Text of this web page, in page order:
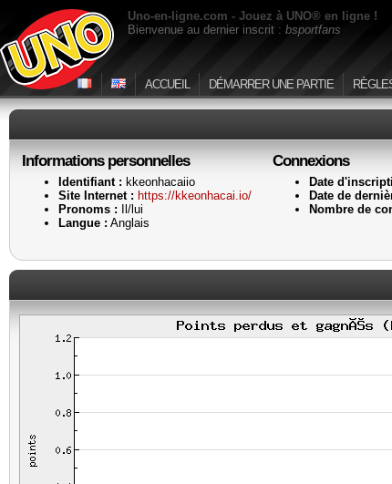
Uno-en-ligne.com - Jouez à UNO® en ligne !
Bienvenue au dernier inscrit : bsportfans
ACCUEIL DÉMARRER UNE PARTIE
Informations personnelles
Identifiant : kkeonhacaiio
Site Internet : https://kkeonhacai.io/
Pronoms : Il/lui
Langue : Anglais
Connexions
Date
Date de
Nombre de